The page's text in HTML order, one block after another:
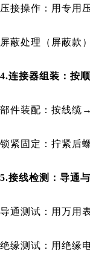
压接操作：用专用
屏蔽处理（屏蔽款
4.连接器组装：按
部件装配：按线缆
锁紧固定：拧紧后
5.接线检测：导通
导通测试：用万用
绝缘测试：用绝缘